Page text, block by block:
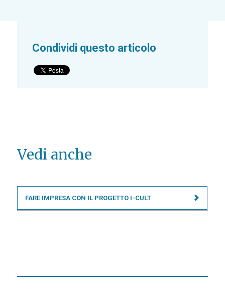
Condividi questo articolo
Vedi anche
FARE IMPRESA CON IL PROGETTO I-CULT